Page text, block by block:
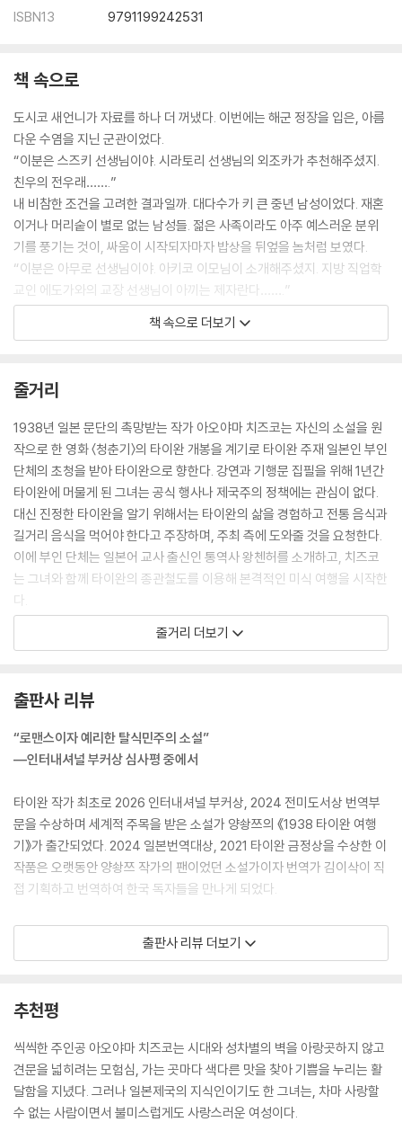
ISBN13
9791199242531
책 속으로
도시코 새언니가 자료를 하나 더 꺼냈다. 이번에는 해군 정장을 입은, 아름
다운 수염을 지닌 군관이었다.
“이분은 스즈키 선생님이야. 시라토리 선생님의 외조카가 추천해주셨지.
친우의 전우래…….”
내 비참한 조건을 고려한 결과일까. 대다수가 키 큰 중년 남성이었다. 재혼
이거나 머리숱이 별로 없는 남성들. 젊은 사족이라도 아주 예스러운 분위
기를 풍기는 것이, 싸움이 시작되자마자 밥상을 뒤엎을 놈처럼 보였다.
“이분은 아무로 선생님이야. 아키코 이모님이 소개해주셨지. 지방 직업학
교인 에도가와의 교장 선생님이 아끼는 제자란다…….”
나는 네 번째 보타모치를 먹었고, 차도 남김없이 마셨다.
배가 불렀다. 역시 한 번에 네 개나 먹는 건 무리였어.
그러자 미쓰코 언니가 버럭 화를 냈다.
“치즈코! 조금 전에 지라시즈시 2인분을 혼자서 먹지 않았어? 이렇게 많
이 먹다니, 완전 요괴잖아. 너는 이 후보들을 탓하지 말아야 해. 나이 들어
마음이 넓은 남자가 아니라면, 요괴에게 사랑을 느끼지 못할 거야!”
“미쓰코 언니, 어떻게 그런 말을 할 수 있어요? 흠, 별다른 일 없으면 저는
이만 소설을 쓰러 갈게요.”
“거기 서. 여자의 결혼은 자고로 가장이 정하는 거야. 치즈코, 네가 이렇게
자꾸 피한다면 우리도 어쩔 수 없이 아버님께 결정해달라고 할 거야.”
“어, 미쓰코 언니.”
“실례하겠습니다.” 반쯤 열린 장지문 너머에서 하루노의 목소리가 전해졌
다.
무릎을 꿇고 기어 온 하루노가 전해준 건 홍차도, 비스킷도 아닌, 아주 정교
하게 장식된 편지봉투였다.
자, 고기 피 완자, 양념에 재운 완자, 아삭한 완자, 토란 완자 순서로 먹었
다. 그런 뒤에는 같은 순서로 한 번 더 먹었다. 다시 같은 순서로 세 번째로
번째, 여섯 번째…….
나는 눈을 휘둥그레 뜨며 입을 떡 벌렸다. 우아함과 속도를 겸비한 모습이
었다. 샤오첸은 커다란 접시 안에 담긴 완자를 남김없이 먹어 치웠다.
이렇게 많이 먹다니. 완전 요괴잖아.
솔직히 말하면 나조차도 의심스러웠다. 나의 또 다른 요괴 짝을 과연 찾을
“샤오첸! 이건 운명적 만남이에요!”
나는 벌떡 일어나 큰 소리로 거침없이 내뱉었다.
샤오첸은 좀 놀란 듯했지만, 곧 웃으면서 고개를 끄덕였다.
햇빛이 작은 가옥을 가득 채웠다.
아, 남국이여, 섬이여, 타이완이여!
--- pp.117-118 「황마의 어린잎으로 끓인 탕, 무아인텅」 중에서
타이완섬은 제국의 남쪽 식민지이자 제국의 첫 번째 식민지였다. 이곳에서
책 속으로 더보기
줄거리
1938년 일본 문단의 촉망받는 작가 아오야마 치즈코는 자신의 소설을 원
작으로 한 영화 〈청춘기〉의 타이완 개봉을 계기로 타이완 주재 일본인 부인
단체의 초청을 받아 타이완으로 향한다. 강연과 기행문 집필을 위해 1년간
타이완에 머물게 된 그녀는 공식 행사나 제국주의 정책에는 관심이 없다.
대신 진정한 타이완을 알기 위해서는 타이완의 삶을 경험하고 전통 음식과
길거리 음식을 먹어야 한다고 주장하며, 주최 측에 도와줄 것을 요청한다.
이에 부인 단체는 일본어 교사 출신인 통역사 왕첸허를 소개하고, 치즈코
는 그녀와 함께 타이완의 종관철도를 이용해 본격적인 미식 여행을 시작한
다.
일본어뿐만 아니라 여러 언어에 능통한 첸허는 치즈코와 같은 한자 이름을
만둔 상황이라는 사실을 알고 안타까움을 느낀다. 두 사람은 함께 여행하
며 식도락을 즐기지만, 첸허는 항상 일정한 거리를 유지한다. 치즈코가 첸
허에게 함께 일본으로 가자고 제안해도, 값비싼 기모노를 선물해도 그녀의
왜 마음을 열지 않는지 이해할 수 없다.
어느 날 한 여학교에서 일본인 학생과 타이완인 학생 사이의 사건을 조사
하던 중, 두 사람은 표면적 갈등 뒤에 숨겨진 진실한 우정을 발견한다. 하지
만 식민자와 피식민자라는 현실적 한계가 자신과 첸허 사이에도 보이지 않
향으로 흘러간다.
줄거리 더보기
출판사 리뷰
“로맨스이자 예리한 탈식민주의 소설”
—인터내셔널 부커상 심사평 중에서
타이완 작가 최초로 2026 인터내셔널 부커상, 2024 전미도서상 번역부
문을 수상하며 세계적 주목을 받은 소설가 양솽쯔의 《1938 타이완 여행
기》가 출간되었다. 2024 일본번역대상, 2021 타이완 금정상을 수상한 이
작품은 오랫동안 양솽쯔 작가의 팬이었던 소설가이자 번역가 김이삭이 직
접 기획하고 번역하여 한국 독자들을 만나게 되었다.
1938년은 중일전쟁이 한창이던 해로, 한국은 일제의 수탈이 갈수록 심해
지던 때였지만, 남진 정책의 교두보였던 타이완은 아직 전쟁의 여파가 크
을 여행하며 갖가지 미식을 즐긴다. 첸허는 여러 언어에 능통한 재원이지
만 가문의 뜻에 따라 결혼을 해야 하는 상황이다. 치즈코는 그런 그녀에게
호감과 연민을 느끼지만, 첸허는 쉽게 마음을 열지 않는다. 알 수 없는 첸허
의 속마음을 관찰하고 탐구하면서 치즈코는 일본인인 자신의 눈에 보이지
않았던 타이완의 진짜 모습과 스스로의 존엄을 지켜내려 애쓰는 한 여성을
출판사 리뷰 더보기
추천평
씩씩한 주인공 아오야마 치즈코는 시대와 성차별의 벽을 아랑곳하지 않고
견문을 넓히려는 모험심, 가는 곳마다 색다른 맛을 찾아 기쁨을 누리는 활
달함을 지녔다. 그러나 일본제국의 지식인이기도 한 그녀는, 차마 사랑할
수 없는 사람이면서 불미스럽게도 사랑스러운 여성이다.